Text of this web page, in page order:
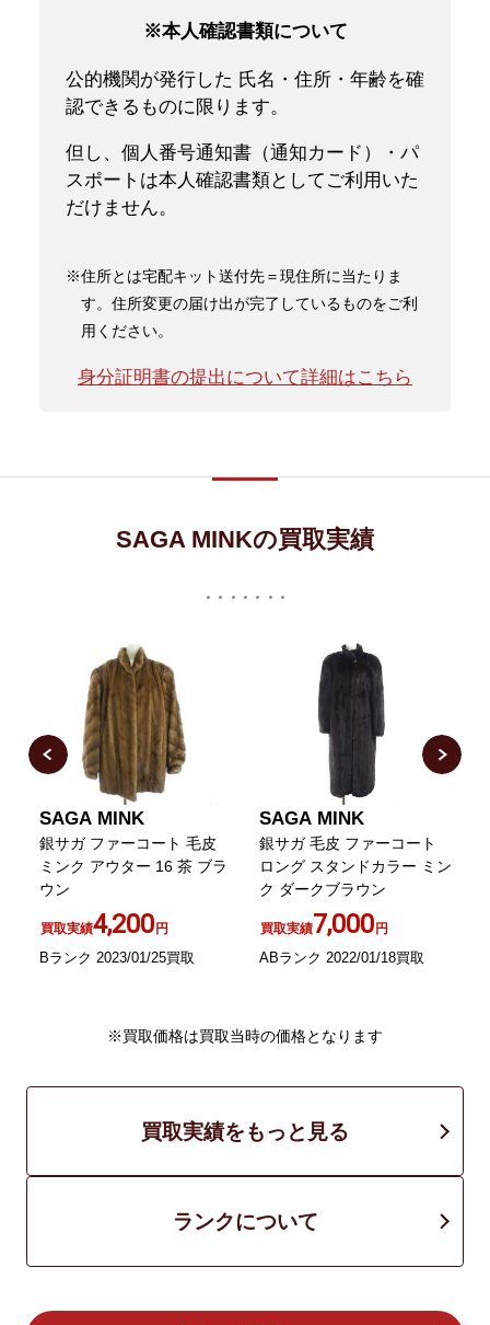
※本人確認書類について
公的機関が発行した 氏名・住所・年齢を確
認できるものに限ります。
但し、個人番号通知書（通知カード）・パ
スポートは本人確認書類としてご利用いた
だけません。
※住所とは宅配キット送付先＝現住所に当たりま
す。住所変更の届け出が完了しているものをご利
用ください。
身分証明書の提出について詳細はこちら
SAGA MINKの買取実績
SAGA MINK
銀サガ ファーコート 毛皮
ミンク アウター 16 茶 ブラ
ウン
買取実績4,200円
Bランク 2023/01/25買取
SAGA MINK
銀サガ 毛皮 ファーコート
ロング スタンドカラー ミン
ク ダークブラウン
買取実績7,000円
ABランク 2022/01/18買取
※買取価格は買取当時の価格となります
買取実績をもっと見る
ランクについて